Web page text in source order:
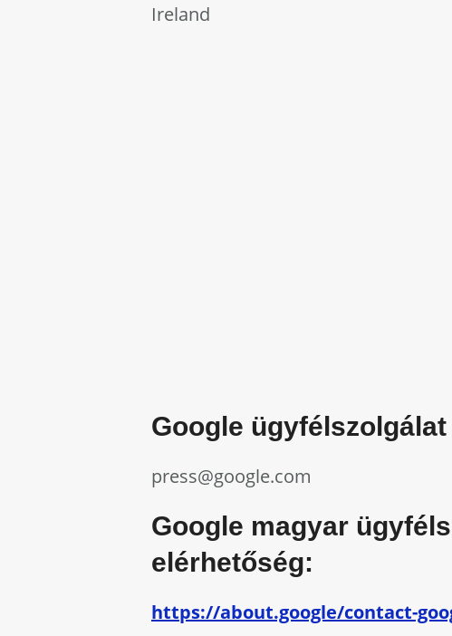
Ireland
Google
press@google.com
Google magyar
elérhetőség:
https://about.google/contact-